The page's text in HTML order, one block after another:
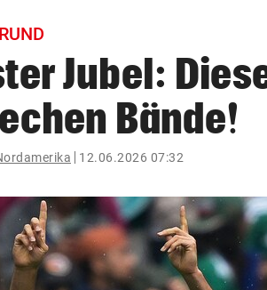
KG 2026
Jubel:
Bände!
12.06.2026 07:32